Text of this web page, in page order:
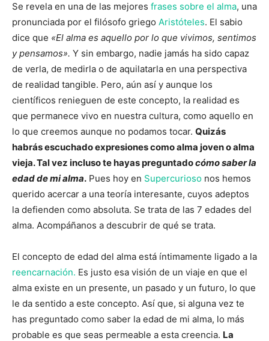
Se revela en una de las mejores frases sobre el alma, una
pronunciada por el filósofo griego Aristóteles. El sabio
dice que «El alma es aquello por lo que vivimos, sentimos
y pensamos». Y sin embargo, nadie jamás ha sido capaz
de verla, de medirla o de aquilatarla en una perspectiva
de realidad tangible. Pero, aún así y aunque los
científicos renieguen de este concepto, la realidad es
que permanece vivo en nuestra cultura, como aquello en
lo que creemos aunque no podamos tocar. Quizás
habrás escuchado expresiones como alma joven o alma
vieja. Tal vez incluso te hayas preguntadocómo saber la
edad de mi alma. Pues hoy en Supercurioso nos hemos
querido acercar a una teoría interesante, cuyos adeptos
la defienden como absoluta. Se trata de las 7 edades del
alma. Acompáñanos a descubrir de qué se trata.
El concepto de edad del alma está íntimamente ligado a la
reencarnación. Es justo esa visión de un viaje en que el
alma existe en un presente, un pasado y un futuro, lo que
le da sentido a este concepto. Así que, si alguna vez te
has preguntado como saber la edad de mi alma, lo más
probable es que seas permeable a esta creencia. La